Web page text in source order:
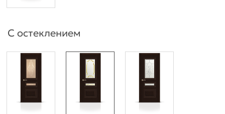
С остеклением